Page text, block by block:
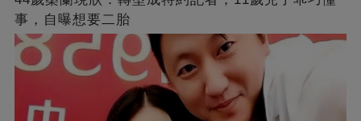
事，自曝想要二胎